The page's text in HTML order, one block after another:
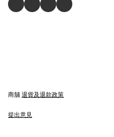
商舖 退貨及退款政策
提出意見